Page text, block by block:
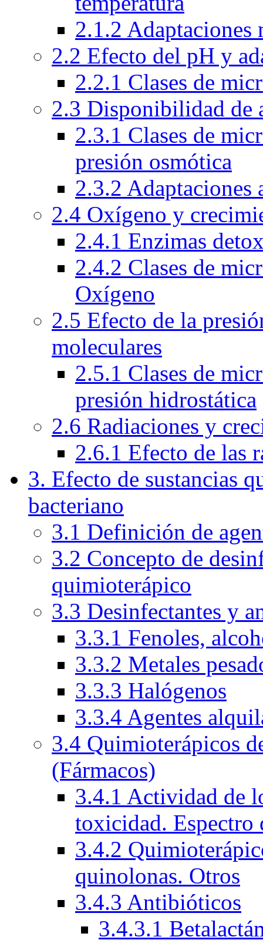
2.1.2 Adaptaciones
2.2 Efecto del pH y
2.2.1 Clases de
2.3 Disponibilidad de
2.3.1 Clases de
presión osmótica
2.3.2 Adaptaciones
2.4 Oxígeno y
2.4.1 Enzimas
2.4.2 Clases de
Oxígeno
2.5 Efecto de la
moleculares
2.5.1 Clases de
presión hidrostática
2.6 Radiaciones y
2.6.1 Efecto de las
3. Efecto de sustancias
bacteriano
3.1 Definición de
3.2 Concepto de
quimioterápico
3.3 Desinfectantes y
3.3.1 Fenoles,
3.3.2 Metales
3.3.3 Halógenos
3.3.4 Agentes
3.4 Quimioterápicos
(Fármacos)
3.4.1 Actividad de
toxicidad. Espectro
3.4.2
quinolonas. Otros
3.4.3 Antibióticos
3.4.3.1